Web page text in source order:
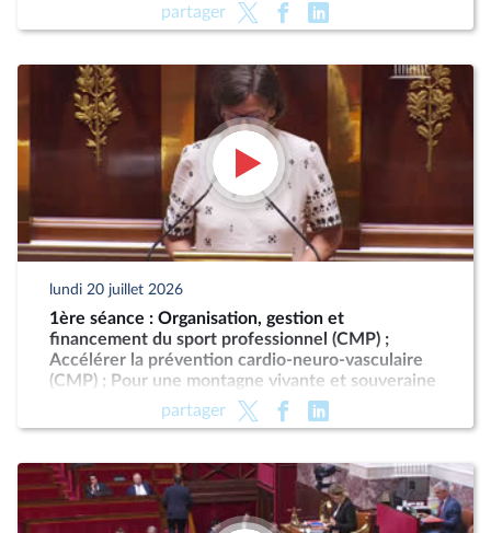
partager
lundi 20 juillet 2026
1ère séance : Organisation, gestion et
financement du sport professionnel (CMP) ;
Accélérer la prévention cardio-neuro-vasculaire
(CMP) ; Pour une montagne vivante et souveraine
partager